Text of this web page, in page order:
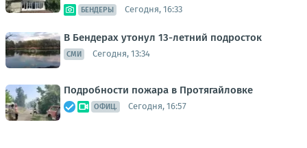
БЕНДЕРЫ Сегодня, 16:33
В Бендерах утонул 13-летний подросток
СМИ Сегодня, 13:34
Подробности пожара в Протягайловке
ОФИЦ. Сегодня, 16:57